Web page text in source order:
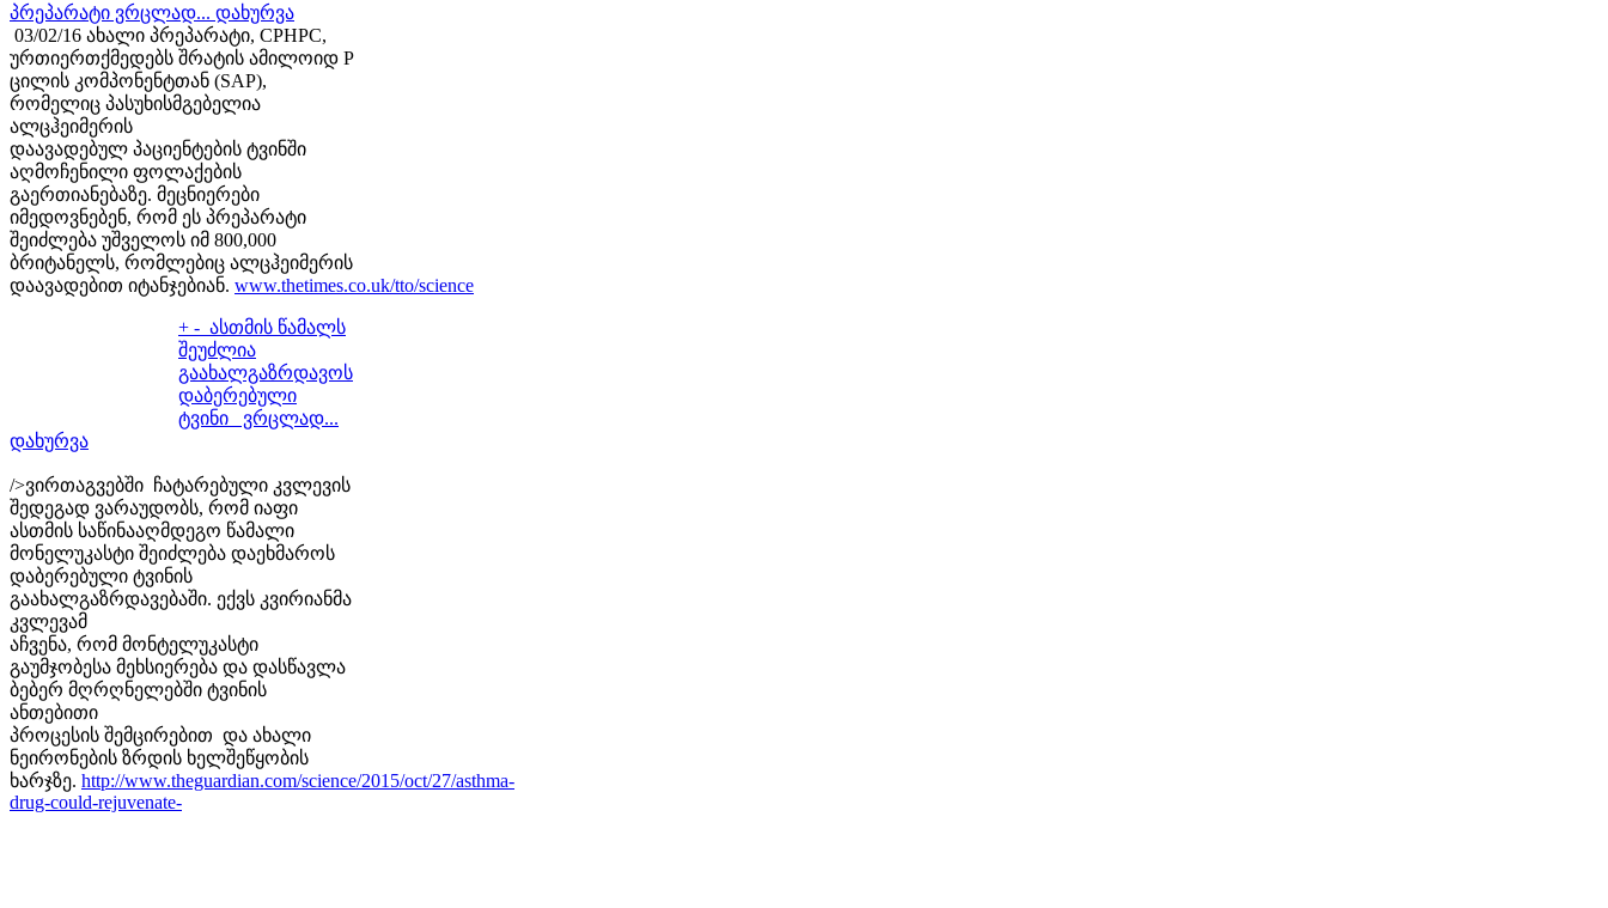
პრეპარატი ვრცლად... დახურვა
03/02/16 ახალი პრეპარატი, CPHPC,
ურთიერთქმედებს შრატის ამილოიდ P
ცილის კომპონენტთან (SAP),
რომელიც პასუხისმგებელია
ალცჰეიმერის
დაავადებულ პაციენტების ტვინში
აღმოჩენილი ფოლაქების
გაერთიანებაზე. მეცნიერები
იმედოვნებენ, რომ ეს პრეპარატი
შეიძლება უშველოს იმ 800,000
ბრიტანელს, რომლებიც ალცჰეიმერის
დაავადებით იტანჯებიან. www.thetimes.co.uk/tto/science
+ - ასთმის წამალს
შეუძლია
გაახალგაზრდავოს
დაბერებული
ტვინი ვრცლად...
დახურვა
/>ვირთაგვებში ჩატარებული კვლევის
შედეგად ვარაუდობს, რომ იაფი
ასთმის საწინააღმდეგო წამალი
მონელუკასტი შეიძლება დაეხმაროს
დაბერებული ტვინის
გაახალგაზრდავებაში. ექვს კვირიანმა
კვლევამ
აჩვენა, რომ მონტელუკასტი
გაუმჯობესა მეხსიერება და დასწავლა
ბებერ მღრღნელებში ტვინის
ანთებითი
პროცესის შემცირებით და ახალი
ნეირონების ზრდის ხელშეწყობის
ხარჯზე. http://www.theguardian.com/science/2015/oct/27/asthma-
drug-could-rejuvenate-